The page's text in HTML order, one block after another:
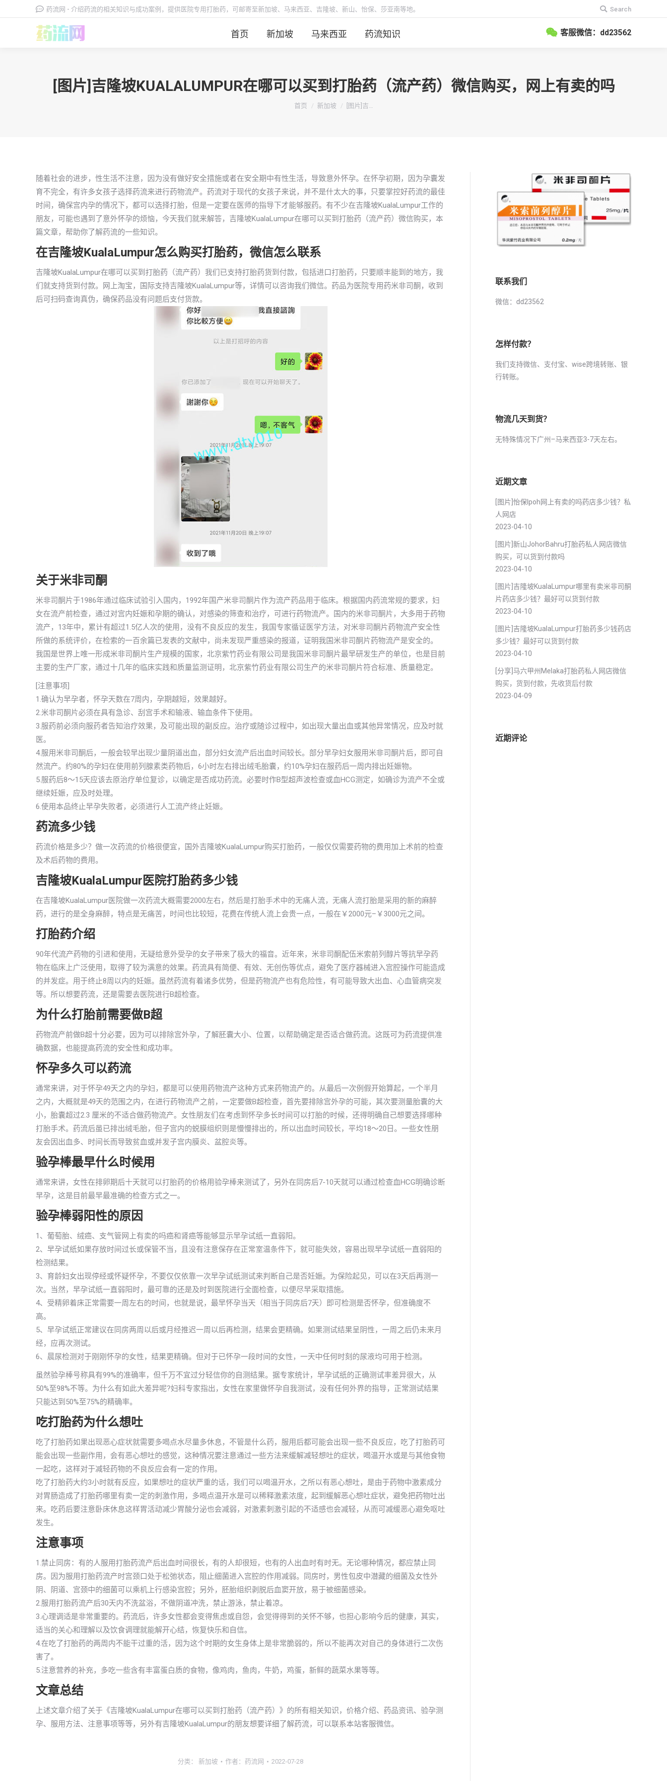
药流网 - 介绍药流的相关知识与成功案例，提供医院专用打胎药，可邮寄至新加坡、马来西亚、吉隆坡、新山、怡保、莎亚南等地。
搜
索：
Search
首页 新加坡 马来西亚 药流知识 客服微信：dd23562
[图片]吉隆坡KUALALUMPUR在哪可以买到打胎药（流产药）微信购买，网上有卖的吗
你在这里：
首页 新加坡 [图片]吉…
随着社会的进步，性生活不注意，因为没有做好安全措施或者在安全期中有性生活，导致意外怀孕。在怀孕初期，因为孕囊发
育不完全，有许多女孩子选择药流来进行药物流产。药流对于现代的女孩子来说，并不是什太大的事，只要掌控好药流的最佳
时间，确保宫内孕的情况下，都可以选择打胎，但是一定要在医师的指导下才能够服药。有不少在吉隆坡KualaLumpur工作的
朋友，可能也遇到了意外怀孕的烦恼，今天我们就来解答，吉隆坡KualaLumpur在哪可以买到打胎药（流产药）微信购买，本
篇文章，帮助你了解药流的一些知识。
在吉隆坡KualaLumpur怎么购买打胎药，微信怎么联系
吉隆坡KualaLumpur在哪可以买到打胎药（流产药）我们已支持打胎药货到付款，包括进口打胎药，只要顺丰能到的地方，我
们就支持货到付款。网上淘宝，国际支持吉隆坡KualaLumpur等，详情可以咨询我们微信。药品为医院专用药米非司酮，收到
后可扫码查询真伪，确保药品没有问题后支付货款。
关于米非司酮
米非司酮片于1986年通过临床试验引入国内，1992年国产米非司酮片作为流产药品用于临床。根据国内药流常规的要求，妇
女在流产前检查，通过对宫内妊娠和孕期的确认，对感染的筛查和治疗，可进行药物流产。国内的米非司酮片，大多用于药物
流产，13年中，累计有超过1.5亿人次的使用，没有不良反应的发生，我国专家循证医学方法，对米非司酮片药物流产安全性
所做的系统评价，在检索的一百余篇已发表的文献中，尚未发现严重感染的报道，证明我国米非司酮片药物流产是安全的。
我国是世界上唯一形成米非司酮片生产规模的国家，北京紫竹药业有限公司是我国米非司酮片最早研发生产的单位，也是目前
主要的生产厂家，通过十几年的临床实践和质量监测证明，北京紫竹药业有限公司生产的米非司酮片符合标准、质量稳定。
[注意事项]
1.确认为早孕者，怀孕天数在7周内，孕期越短，效果越好。
2.米非司酮片必须在具有急诊、刮宫手术和输液、输血条件下使用。
3.服药前必须向服药者告知治疗效果，及可能出现的副反应。治疗或随诊过程中，如出现大量出血或其他异常情况，应及时就
医。
4.服用米非司酮后，一般会较早出现少量阴道出血，部分妇女流产后出血时间较长。部分早孕妇女服用米非司酮片后，即可自
然流产。约80%的孕妇在使用前列腺素类药物后，6小时左右排出绒毛胎囊，约10%孕妇在服药后一周内排出妊娠物。
5.服药后8～15天应该去原治疗单位复诊，以确定是否成功药流。必要时作B型超声波检查或血HCG测定，如确诊为流产不全或
继续妊娠，应及时处理。
6.使用本品终止早孕失败者，必须进行人工流产终止妊娠。
药流多少钱
药流价格是多少？做一次药流的价格很便宜，国外吉隆坡KualaLumpur购买打胎药，一般仅仅需要药物的费用加上术前的检查
及术后药物的费用。
吉隆坡KualaLumpur医院打胎药多少钱
在吉隆坡KualaLumpur医院做一次药流大概需要2000左右，然后是打胎手术中的无痛人流，无痛人流打胎是采用的新的麻醉
药，进行的是全身麻醉，特点是无痛苦，时间也比较短，花费在传统人流上会贵一点，一般在￥2000元–￥3000元之间。
打胎药介绍
90年代流产药物的引进和使用，无疑给意外受孕的女子带来了极大的福音。近年来，米非司酮配伍米索前列醇片等抗早孕药
物在临床上广泛使用，取得了较为满意的效果。药流具有简便、有效、无创伤等优点，避免了医疗器械进入宫腔操作可能造成
的并发症。用于终止8周以内的妊娠。虽然药流有着诸多优势，但是药物流产也有危险性，有可能导致大出血、心血管病突发
等。所以想要药流，还是需要去医院进行B超检查。
为什么打胎前需要做B超
药物流产前做B超十分必要，因为可以排除宫外孕，了解胚囊大小、位置，以帮助确定是否适合做药流。这既可为药流提供准
确数据，也能提高药流的安全性和成功率。
怀孕多久可以药流
通常来讲，对于怀孕49天之内的孕妇，都是可以使用药物流产这种方式来药物流产的。从最后一次例假开始算起，一个半月
之内，大概就是49天的范围之内，在进行药物流产之前，一定要做B超检查，首先要排除宫外孕的可能，其次要测量胎囊的大
小，胎囊超过2.3 厘米的不适合做药物流产。女性朋友们在考虑到怀孕多长时间可以打胎的时候，还得明确自己想要选择哪种
打胎手术。药流后虽已排出绒毛胎，但子宫内的蜕膜组织则是慢慢排出的，所以出血时间较长，平均18～20日。一些女性朋
友会因出血多、时间长而导致贫血或并发子宫内膜炎、盆腔炎等。
验孕棒最早什么时候用
通常来讲，女性在排卵期后十天就可以打胎药的价格用验孕棒来测试了，另外在同房后7-10天就可以通过检查血HCG明确诊断
早孕，这是目前最早最准确的检查方式之一。
验孕棒弱阳性的原因
1、葡萄胎、绒癌、支气管网上有卖的吗癌和肾癌等能够显示早孕试纸一直弱阳。
2、早孕试纸如果存放时间过长或保管不当，且没有注意保存在正常室温条件下，就可能失效，容易出现早孕试纸一直弱阳的
检测结果。
3、育龄妇女出现停经或怀疑怀孕，不要仅仅依靠一次早孕试纸测试来判断自己是否妊娠。为保险起见，可以在3天后再测一
次。当然，早孕试纸一直弱阳时，最可靠的还是及时到医院进行全面检查，以便尽早采取措施。
4、受精卵着床正常需要一周左右的时间，也就是说，最早怀孕当天（相当于同房后7天）即可检测是否怀孕，但准确度不
高。
5、早孕试纸正常建议在同房两周以后或月经推迟一周以后再检测，结果会更精确。如果测试结果呈阴性，一周之后仍未来月
经，应再次测试。
6、晨尿检测对于刚刚怀孕的女性，结果更精确。但对于已怀孕一段时间的女性，一天中任何时刻的尿液均可用于检测。
虽然验孕棒号称具有99%的准确率，但千万不宜过分轻信你的自测结果。据专家统计，早孕试纸的正确测试率差异很大，从
50%至98%不等。为什么有如此大差异呢?妇科专家指出，女性在家里做怀孕自我测试，没有任何外界的指导，正常测试结果
只能达到50%至75%的精确率。
吃打胎药为什么想吐
吃了打胎药如果出现恶心症状就需要多喝点水尽量多休息，不管是什么药，服用后都可能会出现一些不良反应，吃了打胎药可
能会出现一些副作用，会有恶心想吐的感觉，这种情况要注意通过一些方法来缓解减轻想吐的症状，喝温开水或是与其他食物
一起吃，这样对于减轻药物的不良反应会有一定的作用。
吃了打胎药大约3小时就有反应，如果想吐的症状严重的话，我们可以喝温开水，之所以有恶心想吐，是由于药物中激素成分
对胃肠造成了打胎药哪里有卖一定的刺激作用，多喝点温开水是可以稀释激素浓度，起到缓解恶心想吐症状，避免把药物吐出
来。吃药后要注意卧床休息这样胃活动减少胃酸分泌也会减弱，对激素刺激引起的不适感也会减轻，从而可减缓恶心避免呕吐
发生。
注意事项
1.禁止同房：有的人服用打胎药流产后出血时间很长，有的人却很短，也有的人出血时有时无。无论哪种情况，都应禁止同
房。因为服用打胎药流产时宫颈口处于松弛状态，阻止细菌进入宫腔的作用减弱。同房时，男性包皮中潜藏的细菌及女性外
阴、阴道、宫颈中的细菌可以乘机上行感染宫腔；另外，胚胎组织剥脱后血窦开放，易于被细菌感染。
2.服用打胎药流产后30天内不洗盆浴，不做阴道冲洗，禁止游泳，禁止着凉。
3.心理调适是非常重要的。药流后，许多女性都会变得焦虑或自怨，会觉得得到的关怀不够，也担心影响今后的健康，其实，
适当的关心和理解以及饮食调理就能解开心结，恢复快乐和自信。
4.在吃了打胎药的两周内不能干过重的活，因为这个时期的女生身体上是非常脆弱的，所以不能再次对自己的身体进行二次伤
害了。
5.注意营养的补充，多吃一些含有丰富蛋白质的食物，像鸡肉，鱼肉，牛奶，鸡蛋，新鲜的蔬菜水果等等。
文章总结
上述文章介绍了关于《吉隆坡KualaLumpur在哪可以买到打胎药（流产药）》的所有相关知识，价格介绍、药品资讯、验孕测
孕、服用方法、注意事项等等，另外有吉隆坡KualaLumpur的朋友想要详细了解药流，可以联系本站客服微信。
分类： 新加坡 作者： 药流网 2022-07-28
联系我们
微信：dd23562
怎样付款？
我们支持微信、支付宝、wise跨境转账、银
行转账。
物流几天到货？
无特殊情况下广州–马来西亚3-7天左右。
近期文章
[图片]怡保lpoh网上有卖的吗药店多少钱？私
人网店
2023-04-10
[图片]新山JohorBahru打胎药私人网店微信
购买，可以货到付款吗
2023-04-10
[图片]吉隆坡KualaLumpur哪里有卖米非司酮
片药店多少钱？最好可以货到付款
2023-04-10
[图片]吉隆坡KualaLumpur打胎药多少钱药店
多少钱？最好可以货到付款
2023-04-10
[分享]马六甲州Melaka打胎药私人网店微信
购买，货到付款，先收货后付款
2023-04-09
近期评论